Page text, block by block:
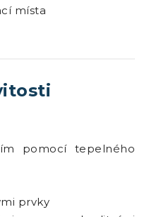
místa
pomocí tepelného
prvky